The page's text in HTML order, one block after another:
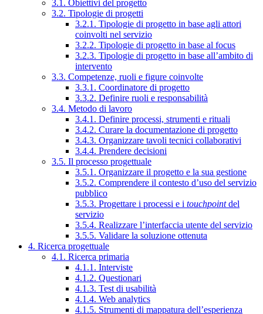
3.1. Obiettivi del progetto
3.2. Tipologie di progetti
3.2.1. Tipologie di progetto in base agli attori
coinvolti nel servizio
3.2.2. Tipologie di progetto in base al focus
3.2.3. Tipologie di progetto in base all’ambito di
intervento
3.3. Competenze, ruoli e figure coinvolte
3.3.1. Coordinatore di progetto
3.3.2. Definire ruoli e responsabilità
3.4. Metodo di lavoro
3.4.1. Definire processi, strumenti e rituali
3.4.2. Curare la documentazione di progetto
3.4.3. Organizzare tavoli tecnici collaborativi
3.4.4. Prendere decisioni
3.5. Il processo progettuale
3.5.1. Organizzare il progetto e la sua gestione
3.5.2. Comprendere il contesto d’uso del servizio
pubblico
3.5.3. Progettare i processi e i touchpointdel
servizio
3.5.4. Realizzare l’interfaccia utente del servizio
3.5.5. Validare la soluzione ottenuta
4. Ricerca progettuale
4.1. Ricerca primaria
4.1.1. Interviste
4.1.2. Questionari
4.1.3. Test di usabilità
4.1.4. Web analytics
4.1.5. Strumenti di mappatura dell’esperienza